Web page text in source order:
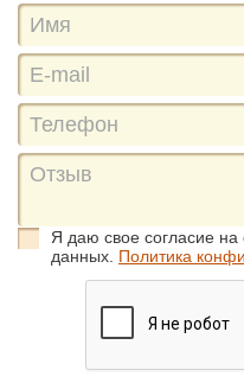
Я даю свое согласие
данных. Политика